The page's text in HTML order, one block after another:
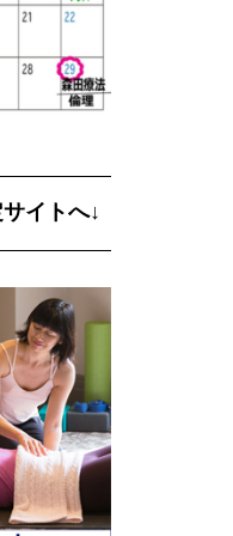
イトへ↓